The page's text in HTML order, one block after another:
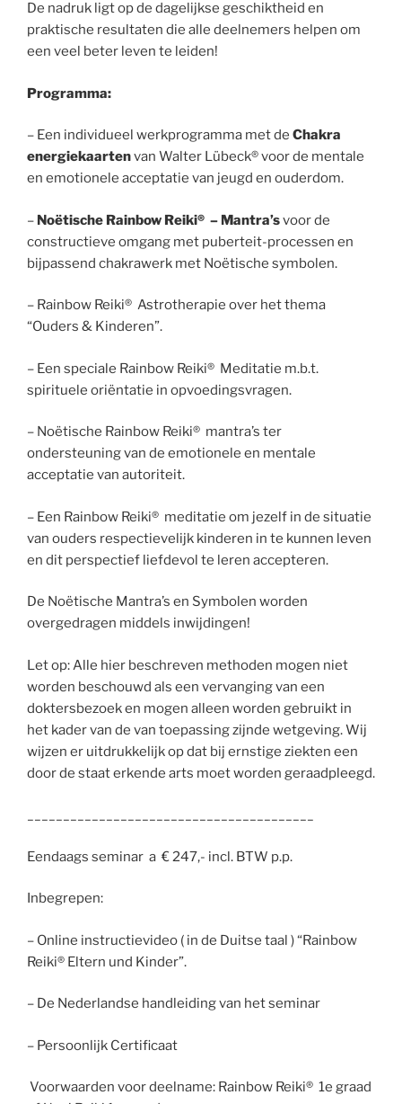
De nadruk ligt op de dagelijkse geschiktheid en
praktische resultaten die alle deelnemers helpen om
een veel beter leven te leiden!
Programma:
– Een individueel werkprogramma met de Chakra
energiekaartenvan Walter Lübeck® voor de mentale
en emotionele acceptatie van jeugd en ouderdom.
– Noëtische Rainbow Reiki® – Mantra’svoor de
constructieve omgang met puberteit-processen en
bijpassend chakrawerk met Noëtische symbolen.
– Rainbow Reiki® Astrotherapie over het thema
“Ouders & Kinderen”.
– Een speciale Rainbow Reiki® Meditatie m.b.t.
spirituele oriëntatie in opvoedingsvragen.
– Noëtische Rainbow Reiki® mantra’s ter
ondersteuning van de emotionele en mentale
acceptatie van autoriteit.
– Een Rainbow Reiki® meditatie om jezelf in de situatie
van ouders respectievelijk kinderen in te kunnen leven
en dit perspectief liefdevol te leren accepteren.
De Noëtische Mantra’s en Symbolen worden
overgedragen middels inwijdingen!
Let op: Alle hier beschreven methoden mogen niet
worden beschouwd als een vervanging van een
doktersbezoek en mogen alleen worden gebruikt in
het kader van de van toepassing zijnde wetgeving. Wij
wijzen er uitdrukkelijk op dat bij ernstige ziekten een
door de staat erkende arts moet worden geraadpleegd.
Eendaags seminar a € 247,- incl. BTW p.p.
Inbegrepen:
– Online instructievideo ( in de Duitse taal ) “Rainbow
Reiki® Eltern und Kinder”.
– De Nederlandse handleiding van het seminar
– Persoonlijk Certificaat
Voorwaarden voor deelname: Rainbow Reiki® 1e graad